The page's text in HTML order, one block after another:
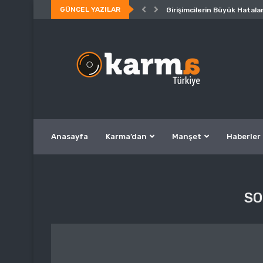
GÜNCEL YAZILAR Girişimcilerin Büyük
Anasayfa Karma’dan Manşet Haberler